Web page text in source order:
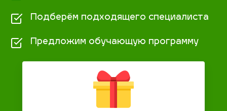
Подберём подходящего специалиста
Предложим обучающую программу